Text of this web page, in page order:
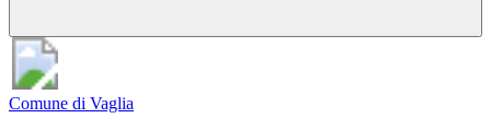
Comune di Vaglia